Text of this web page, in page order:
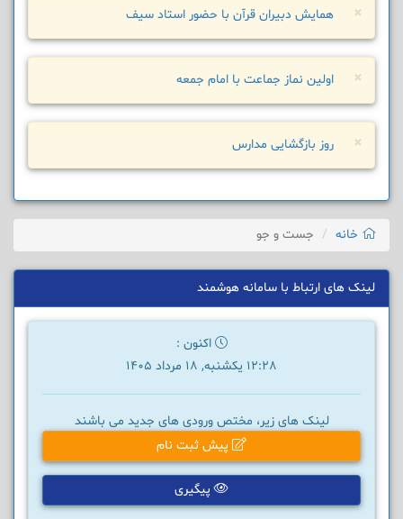
× همایش دبیران قرآن با حضور استاد سیف
× اولین نماز جماعت با امام جمعه
× روز بازگشایی مدارس
خانه جست و جو
لینک های ارتباط با سامانه هوشمند
اکنون :
12:28 یکشنبه, 18 مرداد 1405
لینک های زیر، مختص ورودی های جدید می باشند
پیش ثبت نام
پیگیری